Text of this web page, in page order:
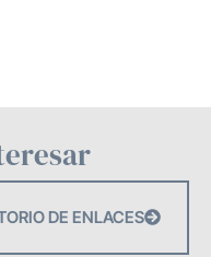
DE ENLACES